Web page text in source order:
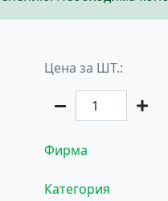
Цена за ШТ.:
Фирма
Категория